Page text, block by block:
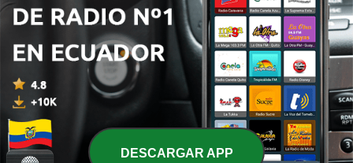
Und das sah erst so aus wie so eine
Nebelfront, die quasi in der Mitte vom
Himmel fliegt. Und das waren dann weiße
Lichter. Und dann sind diese Lichter auf
einmal rot, grün geworden.
01:43:30 · Ein Anrufer beschreibt die visuelle
Erscheinung der Polarlichter, die er in seinem
Garten beobachtet hat.
DESCARGAR APP